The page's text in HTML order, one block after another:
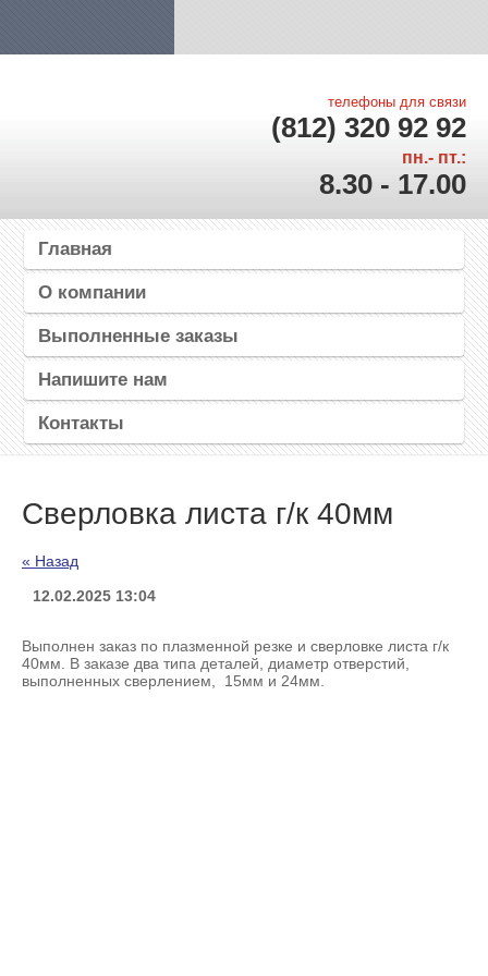
телефоны для связи
(812) 320 92 92
пн.- пт.:
8.30 - 17.00
Главная
О компании
Выполненные заказы
Напишите нам
Контакты
Сверловка листа г/к 40мм
« Назад
12.02.2025 13:04
Выполнен заказ по плазменной резке и сверловке листа г/к
40мм. В заказе два типа деталей, диаметр отверстий,
выполненных сверлением, 15мм и 24мм.